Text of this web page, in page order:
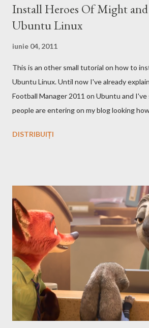
care face acest lucru. Ramane la decizia
cautare sa folositi!
Install Heroes Of Might
Ubuntu Linux
iunie 04, 2011
This is an other small tutorial on how to
Ubuntu Linux. Until now I've already
Football Manager 2011 on Ubuntu and
people are entering on my blog looking
the story and the game play is calling you
definitively sure that you'll find a site from
the game files ;). Installation After
have to install it. If the *.iso file is
have to uncompressed it. After that write
after you go with cd command in the
sudo mount -t iso9660 -o loop HMM3-
DISTRIBUIȚI